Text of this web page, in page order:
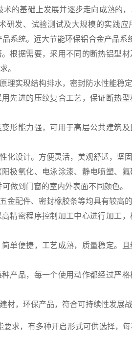
的基础上发展并逐步走向成熟的，
研发、试验测试及大规模的实践
系统。远大节能环保铝合金产品系
根据需要，采用不同的断热铝型
。
理实现结构排水，密封防水性能稳定
先进的压纹复合工艺，保证断热
形能力强，可用于高层公共建筑
化设计。方便灵活，美观舒适，坚固
极氧化、电泳涂漆、静电喷塑、
做到门窗的室内外表面不同颜色。
金配件、密封橡胶条等均具有较高
精密程序控制加工中心进行加工，
单便捷，工艺成熟，质量稳定。
产品，每一个使用动作都经过严
材，环保产品，符合可持续性发展战
求，有多种开启形式可供选择，每